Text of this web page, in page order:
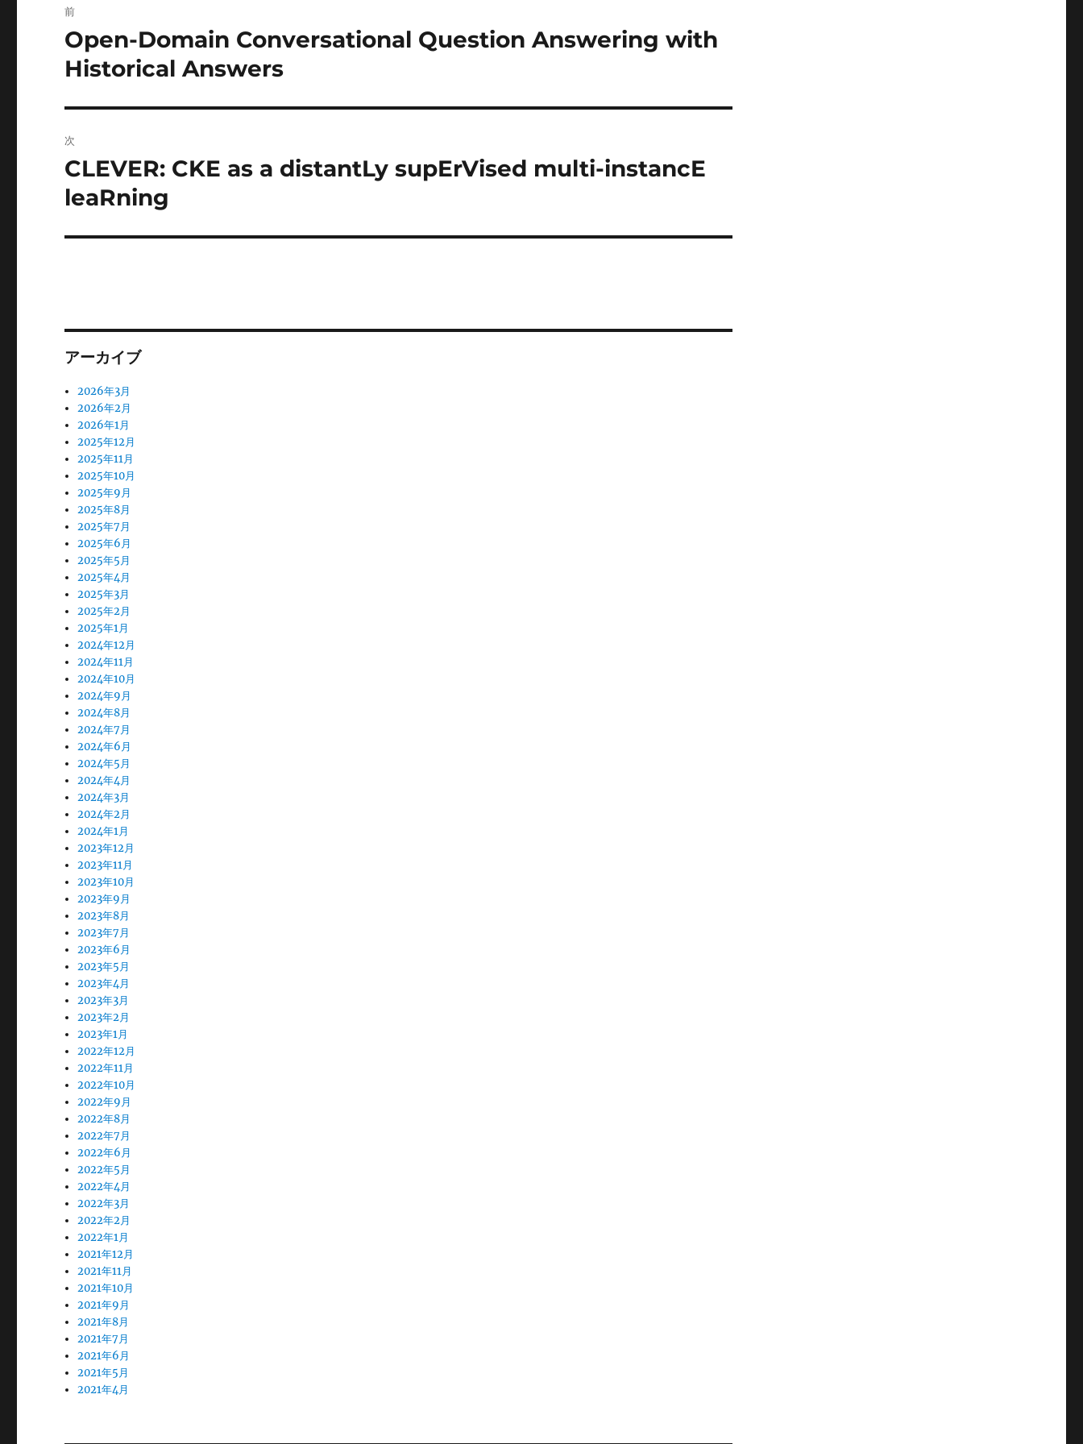
稿
ナ
ゲ
ー
シ
ョ
前
前
の
投
稿:
Open-Domain Conversational Question Answering with
Historical Answers
次
次
の
投
稿:
CLEVER: CKE as a distantLy supErVised multi-instancE
leaRning
アーカイブ
2026年3月
2026年2月
2026年1月
2025年12月
2025年11月
2025年10月
2025年9月
2025年8月
2025年7月
2025年6月
2025年5月
2025年4月
2025年3月
2025年2月
2025年1月
2024年12月
2024年11月
2024年10月
2024年9月
2024年8月
2024年7月
2024年6月
2024年5月
2024年4月
2024年3月
2024年2月
2024年1月
2023年12月
2023年11月
2023年10月
2023年9月
2023年8月
2023年7月
2023年6月
2023年5月
2023年4月
2023年3月
2023年2月
2023年1月
2022年12月
2022年11月
2022年10月
2022年9月
2022年8月
2022年7月
2022年6月
2022年5月
2022年4月
2022年3月
2022年2月
2022年1月
2021年12月
2021年11月
2021年10月
2021年9月
2021年8月
2021年7月
2021年6月
2021年5月
2021年4月